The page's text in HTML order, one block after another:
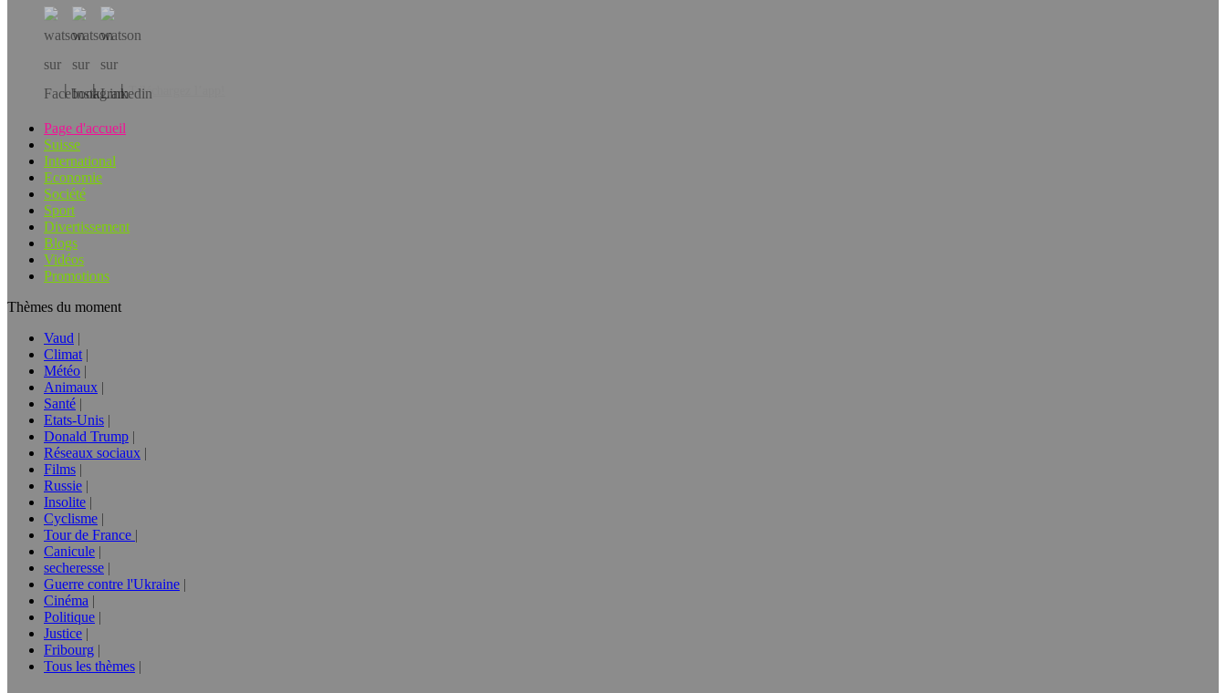
Téléchargez l’app!
Page d'accueil
Suisse
International
Economie
Société
Sport
Divertissement
Blogs
Vidéos
Promotions
Thèmes du moment
Vaud
Climat
Météo
Animaux
Santé
Etats-Unis
Donald Trump
Réseaux sociaux
Films
Russie
Insolite
Cyclisme
Tour de France
Canicule
secheresse
Guerre contre l'Ukraine
Cinéma
Politique
Justice
Fribourg
Tous les thèmes